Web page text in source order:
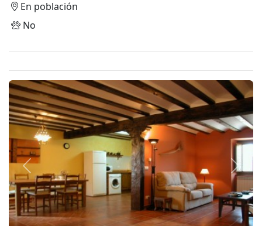
En población
No
Anterior